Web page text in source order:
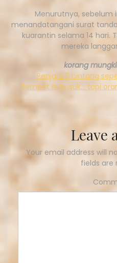
Menurutnya, sebelum
menandatangani surat
kuarantin selama 14 hari.
mereka
korang
Penjara 5 bintang
Tempat ni busuk… tapi
Leave
Your email address will
fields are